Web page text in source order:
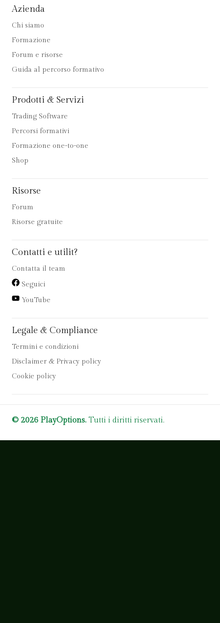
Azienda
Chi siamo
Formazione
Forum e risorse
Guida al percorso formativo
Prodotti & Servizi
Trading Software
Percorsi formativi
Formazione one-to-one
Shop
Risorse
Forum
Risorse gratuite
Contatti e utilit?
Contatta il team
Seguici
YouTube
Legale & Compliance
Termini e condizioni
Disclaimer & Privacy policy
Cookie policy
© 2026 PlayOptions. Tutti i diritti riservati.